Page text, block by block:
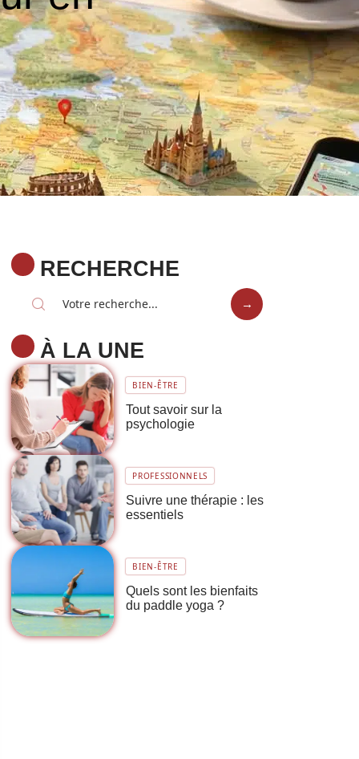
RECHERCHE
À LA UNE
BIEN-ÊTRE
Tout savoir sur la
psychologie
PROFESSIONNELS
Suivre une thérapie : les
essentiels
BIEN-ÊTRE
Quels sont les bienfaits
du paddle yoga ?